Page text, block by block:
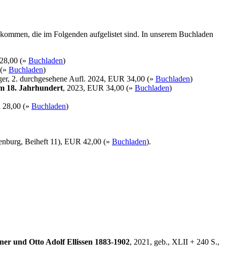
die im Folgenden aufgelistet sind. In unserem Buchladen
(» Buchladen)
Buchladen)
2. durchgesehene Aufl. 2024, EUR 34,00 (» Buchladen)
18. Jahrhundert, 2023, EUR 34,00 (» Buchladen)
28,00 (» Buchladen)
Beiheft 11), EUR 42,00 (» Buchladen).
und Otto Adolf Ellissen 1883-1902, 2021, geb., XLII + 240 S.,